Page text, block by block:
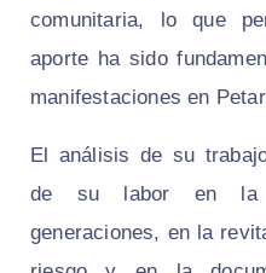
comunitaria, lo que
aporte ha sido
manifestaciones en
El análisis de su
de su labor en la
generaciones, en la